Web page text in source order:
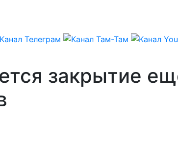
закрытие